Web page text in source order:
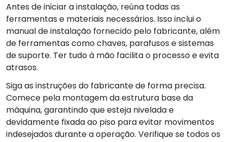
Antes de iniciar a instalação, reúna todas as
ferramentas e materiais necessários. Isso inclui o
manual de instalação fornecido pelo fabricante, além
de ferramentas como chaves, parafusos e sistemas
de suporte. Ter tudo à mão facilita o processo e evita
atrasos.
Siga as instruções do fabricante de forma precisa.
Comece pela montagem da estrutura base da
máquina, garantindo que esteja nivelada e
devidamente fixada ao piso para evitar movimentos
indesejados durante a operação. Verifique se todos os